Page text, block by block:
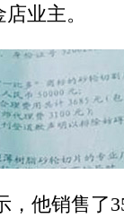
业主。
，他销售了